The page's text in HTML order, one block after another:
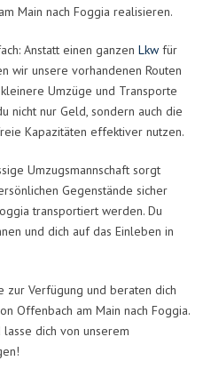
Main nach Foggia realisieren.
Anstatt einen ganzen Lkw für
wir unsere vorhandenen Routen
Umzüge und Transporte
nicht nur Geld, sondern auch die
Kapazitäten effektiver nutzen.
Umzugsmannschaft sorgt
Gegenstände sicher
transportiert werden. Du
und dich auf das Einleben in
zur Verfügung und beraten dich
Offenbach am Main nach Foggia.
dich von unserem